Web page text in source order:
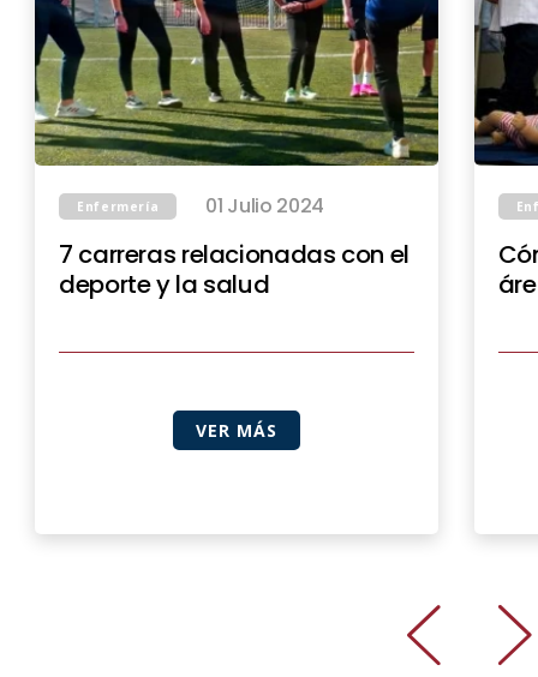
Enfermería 01 Julio 2024
7 carreras relacionadas con el
deporte y la salud
VER MÁS